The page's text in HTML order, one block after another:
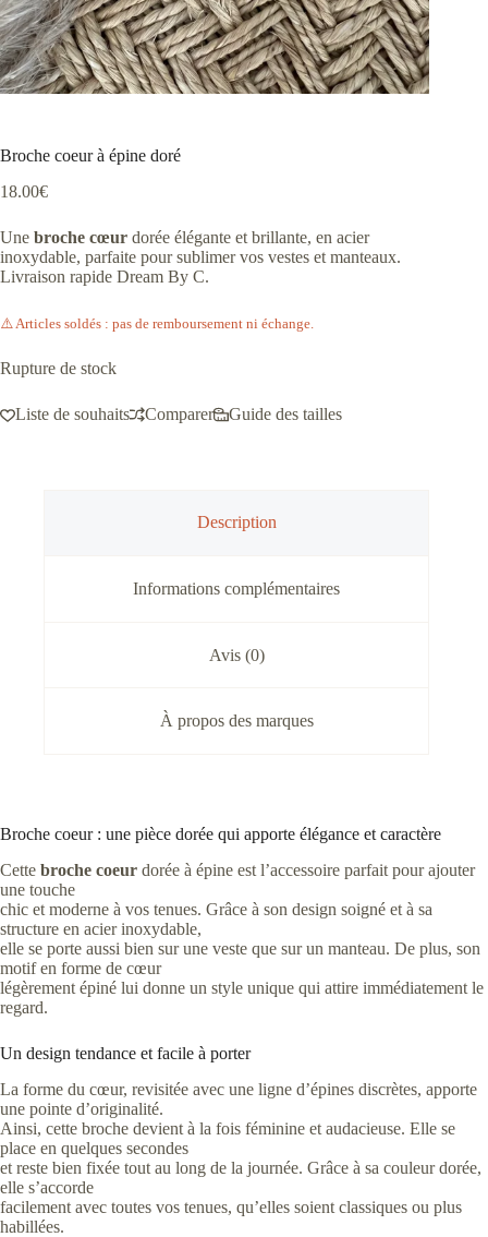
Broche coeur à épine doré
18.00€
Une broche cœur dorée élégante et brillante, en acier
inoxydable, parfaite pour sublimer vos vestes et manteaux.
Livraison rapide Dream By C.
⚠️ Articles soldés : pas de remboursement ni échange.
Rupture de stock
Liste de souhaits Comparer Guide des tailles
Description
Informations complémentaires
Avis (0)
À propos des marques
Broche coeur : une pièce dorée qui apporte élégance et caractère
Cette broche coeur dorée à épine est l’accessoire parfait pour ajouter
une touche
chic et moderne à vos tenues. Grâce à son design soigné et à sa
structure en acier inoxydable,
elle se porte aussi bien sur une veste que sur un manteau. De plus, son
motif en forme de cœur
légèrement épiné lui donne un style unique qui attire immédiatement le
regard.
Un design tendance et facile à porter
La forme du cœur, revisitée avec une ligne d’épines discrètes, apporte
une pointe d’originalité.
Ainsi, cette broche devient à la fois féminine et audacieuse. Elle se
place en quelques secondes
et reste bien fixée tout au long de la journée. Grâce à sa couleur dorée,
elle s’accorde
facilement avec toutes vos tenues, qu’elles soient classiques ou plus
habillées.